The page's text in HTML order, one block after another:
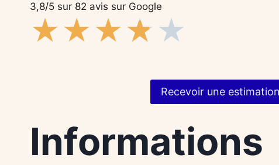
3,8/5 sur 82 avis sur Google
★ ★ ★ ★ ★
Recevoir une estimation
Informations